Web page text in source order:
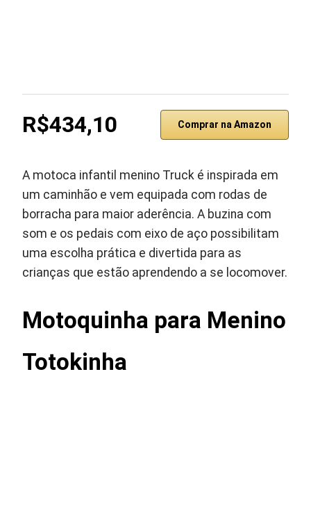
R$434,10 Comprar na Amazon
A motoca infantil menino Truck é inspirada em
um caminhão e vem equipada com rodas de
borracha para maior aderência. A buzina com
som e os pedais com eixo de aço possibilitam
uma escolha prática e divertida para as
crianças que estão aprendendo a se locomover.
Motoquinha para Menino
Totokinha